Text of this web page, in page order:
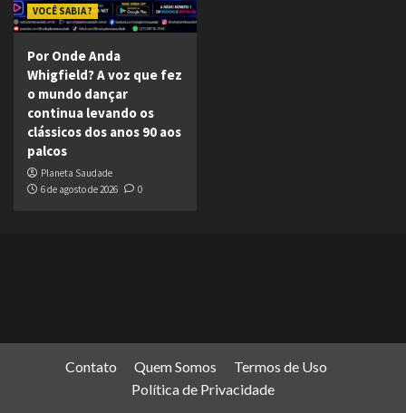
VOCÊ SABIA ?
Por Onde Anda
Whigfield? A voz que fez
o mundo dançar
continua levando os
clássicos dos anos 90 aos
palcos
Planeta Saudade
6 de agosto de 2026
0
Contato Quem Somos
Termos de Uso
Política de Privacidade